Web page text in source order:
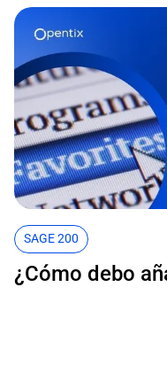
SAGE 200
¿Cómo debo